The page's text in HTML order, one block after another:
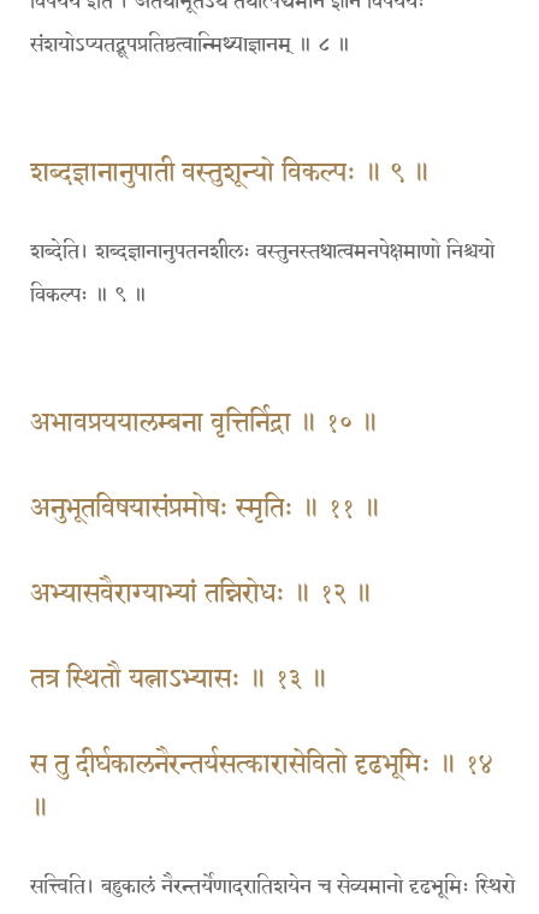
संशयोऽप्यतद्रूपप्रतिष्ठत्वान्मिथ्याज्ञानम् ॥ ८ ॥
शब्दज्ञानानुपाती वस्तुशून्यो विकल्पः ॥ ९ ॥
शब्देति। शब्दज्ञानानुपतनशीलः वस्तुनस्तथात्वमनपेक्षमाणो निश्चयो
विकल्पः ॥ ९ ॥
अभावप्रययालम्बना वृत्तिर्निद्रा ॥ १० ॥
अनुभूतविषयासंप्रमोषः स्मृतिः ॥ ११ ॥
अभ्यासवैराग्याभ्यां तन्निरोधः ॥ १२ ॥
तत्र स्थितौ यत्नाऽभ्यासः ॥ १३ ॥
स तु दीर्घकालनैरन्तर्यसत्कारासेवितो दृढभूमिः ॥ १४
॥
सत्त्विति। बहुकालं नैरन्तर्येणादरातिशयेन च सेव्यमानो दृढभूमिः स्थिरो